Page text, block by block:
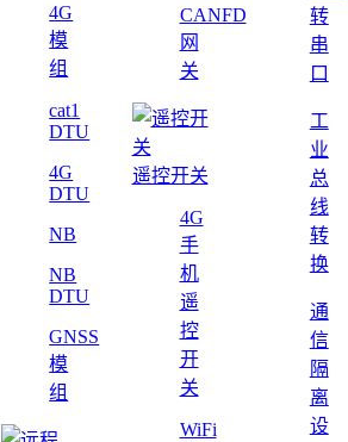
4G
模
组
cat1
DTU
4G
DTU
NB
NB
DTU
GNSS
模
组
CANFD
网
关
遥控开关
4G
手
机
遥
控
开
关
WiFi
转
串
口
工
业
总
线
转
换
通
信
隔
离
设